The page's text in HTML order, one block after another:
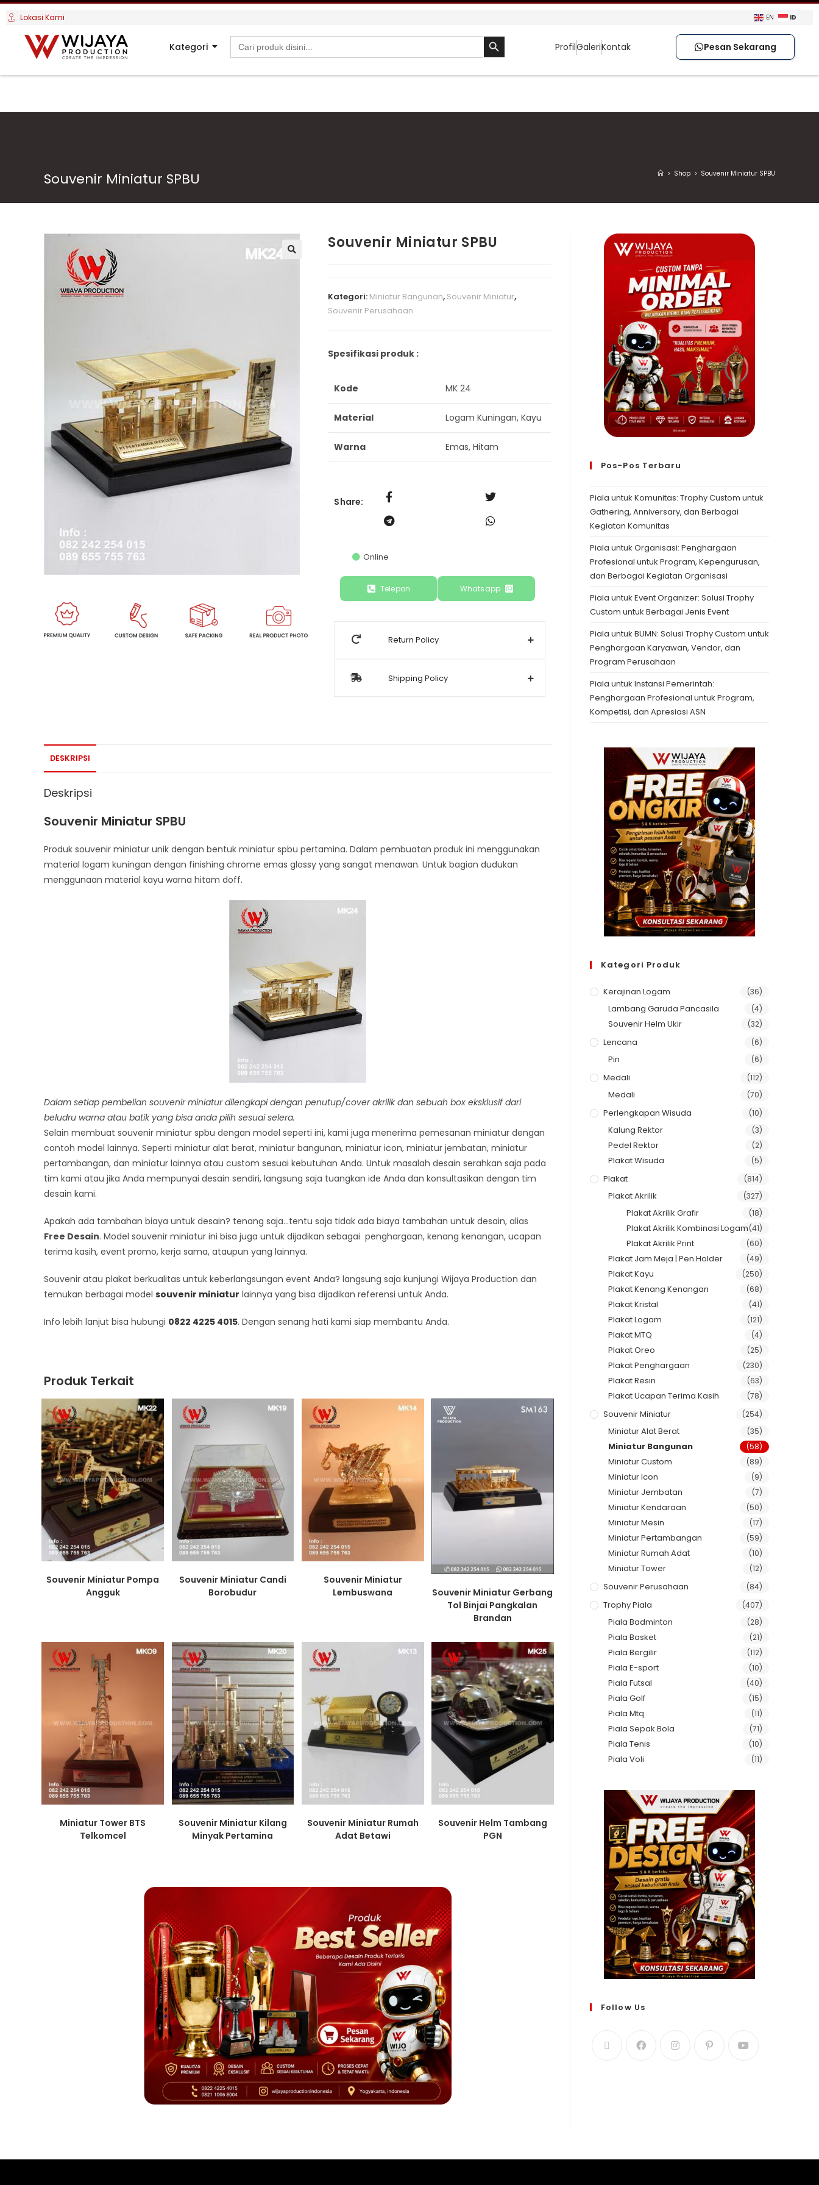
Lokasi Kami EN ID
Kategori
Search
for:
SEARCH BUTTON
ProfilGaleriKontak Pesan Sekarang
Souvenir Miniatur SPBU > Shop > Souvenir Miniatur SPBU
Souvenir Miniatur SPBU
Kategori: Miniatur Bangunan, Souvenir Miniatur,
Souvenir Perusahaan
Spesifikasi produk :
Kode MK 24
Material Logam Kuningan, Kayu
Warna Emas, Hitam
Share:
Online
Telepon Whatsapp
Return Policy
Shipping Policy
DESKRIPSI
Deskripsi
Souvenir Miniatur SPBU
Produk souvenir miniatur unik dengan bentuk miniatur spbu pertamina. Dalam pembuatan produk ini menggunakan
material logam kuningan dengan finishing chrome emas glossy yang sangat menawan. Untuk bagian dudukan
menggunaan material kayu warna hitam doff.
Dalam setiap pembelian souvenir miniatur dilengkapi dengan penutup/cover akrilik dan sebuah box eksklusif dari
beludru warna atau batik yang bisa anda pilih sesuai selera.
Selain membuat souvenir miniatur spbu dengan model seperti ini, kami juga menerima pemesanan miniatur dengan
contoh model lainnya. Seperti miniatur alat berat, miniatur bangunan, miniatur icon, miniatur jembatan, miniatur
pertambangan, dan miniatur lainnya atau custom sesuai kebutuhan Anda. Untuk masalah desain serahkan saja pada
tim kami atau jika Anda mempunyai desain sendiri, langsung saja tuangkan ide Anda dan konsultasikan dengan tim
desain kami.
Apakah ada tambahan biaya untuk desain? tenang saja…tentu saja tidak ada biaya tambahan untuk desain, alias
Free Desain. Model souvenir miniatur ini bisa juga untuk dijadikan sebagai penghargaan, kenang kenangan, ucapan
terima kasih, event promo, kerja sama, ataupun yang lainnya.
Souvenir atau plakat berkualitas untuk keberlangsungan event Anda? langsung saja kunjungi Wijaya Production dan
temukan berbagai model souvenir miniatur lainnya yang bisa dijadikan referensi untuk Anda.
Info lebih lanjut bisa hubungi 0822 4225 4015. Dengan senang hati kami siap membantu Anda.
Produk Terkait
Souvenir Miniatur Pompa
Angguk
Souvenir Miniatur Candi
Borobudur
Souvenir Miniatur
Lembuswana
Souvenir Miniatur Gerbang
Tol Binjai Pangkalan
Brandan
Miniatur Tower BTS
Telkomcel
Souvenir Miniatur Kilang
Minyak Pertamina
Souvenir Miniatur Rumah
Adat Betawi
Souvenir Helm Tambang
PGN
Pos-Pos Terbaru
Piala untuk Komunitas: Trophy Custom untuk
Gathering, Anniversary, dan Berbagai
Kegiatan Komunitas
Piala untuk Organisasi: Penghargaan
Profesional untuk Program, Kepengurusan,
dan Berbagai Kegiatan Organisasi
Piala untuk Event Organizer: Solusi Trophy
Custom untuk Berbagai Jenis Event
Piala untuk BUMN: Solusi Trophy Custom untuk
Penghargaan Karyawan, Vendor, dan
Program Perusahaan
Piala untuk Instansi Pemerintah:
Penghargaan Profesional untuk Program,
Kompetisi, dan Apresiasi ASN
Kategori Produk
Kerajinan Logam (36)
Lambang Garuda Pancasila (4)
Souvenir Helm Ukir (32)
Lencana (6)
Pin (6)
Medali (112)
Medali (70)
Perlengkapan Wisuda (10)
Kalung Rektor (3)
Pedel Rektor (2)
Plakat Wisuda (5)
Plakat (814)
Plakat Akrilik (327)
Plakat Akrilik Grafir (18)
Plakat Akrilik Kombinasi Logam(41)
Plakat Akrilik Print (60)
Plakat Jam Meja | Pen Holder (49)
Plakat Kayu (250)
Plakat Kenang Kenangan (68)
Plakat Kristal (41)
Plakat Logam (121)
Plakat MTQ (4)
Plakat Oreo (25)
Plakat Penghargaan (230)
Plakat Resin (63)
Plakat Ucapan Terima Kasih (78)
Souvenir Miniatur (254)
Miniatur Alat Berat (35)
Miniatur Bangunan (58)
Miniatur Custom (89)
Miniatur Icon (9)
Miniatur Jembatan (7)
Miniatur Kendaraan (50)
Miniatur Mesin (17)
Miniatur Pertambangan (59)
Miniatur Rumah Adat (10)
Miniatur Tower (12)
Souvenir Perusahaan (84)
Trophy Piala (407)
Piala Badminton (28)
Piala Basket (21)
Piala Bergilir (112)
Piala E-sport (10)
Piala Futsal (40)
Piala Golf (15)
Piala Mtq (11)
Piala Sepak Bola (71)
Piala Tenis (10)
Piala Voli (11)
Follow Us